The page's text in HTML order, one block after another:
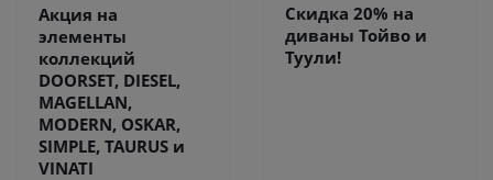
Акция на
элементы
коллекций
DOORSET, DIESEL,
MAGELLAN,
MODERN, OSKAR,
SIMPLE, TAURUS и
VINATI
Скидка 20% на
диваны Тойво и
Туули!